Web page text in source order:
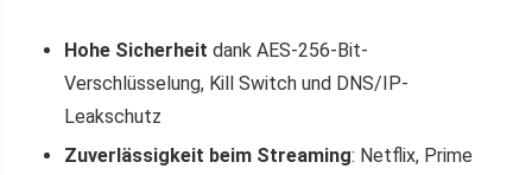
Hohe Sicherheit dank AES-256-Bit-
Verschlüsselung, Kill Switch und DNS/IP-
Leakschutz
Zuverlässigkeit beim Streaming: Netflix, Prime